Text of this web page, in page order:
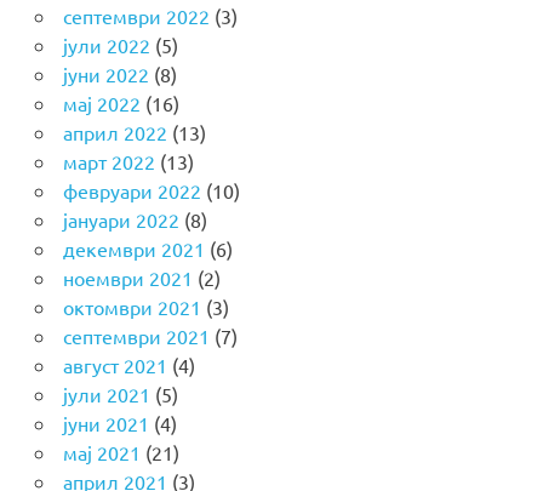
септември 2022 (3)
јули 2022 (5)
јуни 2022 (8)
мај 2022 (16)
април 2022 (13)
март 2022 (13)
февруари 2022 (10)
јануари 2022 (8)
декември 2021 (6)
ноември 2021 (2)
октомври 2021 (3)
септември 2021 (7)
август 2021 (4)
јули 2021 (5)
јуни 2021 (4)
мај 2021 (21)
април 2021 (3)